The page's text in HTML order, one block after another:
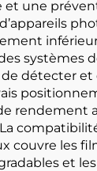
et une
systèmes
détecter et
rendement
La
couvre les
et